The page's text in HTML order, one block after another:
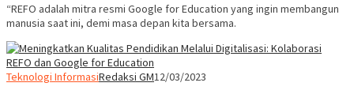
“REFO adalah mitra resmi Google for Education yang ingin membangun
manusia saat ini, demi masa depan kita bersama.
Teknologi InformasiRedaksi GM12/03/2023